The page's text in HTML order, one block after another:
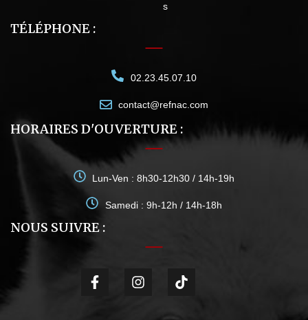
s
TÉLÉPHONE :
02.23.45.07.10
contact@refnac.com
HORAIRES D'OUVERTURE :
Lun-Ven : 8h30-12h30 / 14h-19h
Samedi : 9h-12h / 14h-18h
NOUS SUIVRE :